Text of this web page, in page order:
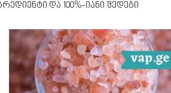
და 100%-იანი შედეგი